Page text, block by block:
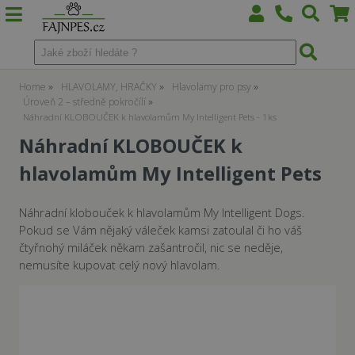
Home HLAVOLAMY, HRAČKY
Hlavolamy pro psy
Úroveň 2 – středně pokročílí
Náhradní KLOBOUČEK k hlavolamům My Intelligent Pets - 1ks
Náhradní KLOBOUČEK k
hlavolamům My Intelligent Pets
Náhradní klobouček k hlavolamům My Intelligent Dogs.
Pokud se Vám nějaký váleček kamsi zatoulal či ho váš
čtyřnohý miláček někam zašantročil, nic se neděje,
nemusíte kupovat celý nový hlavolam.